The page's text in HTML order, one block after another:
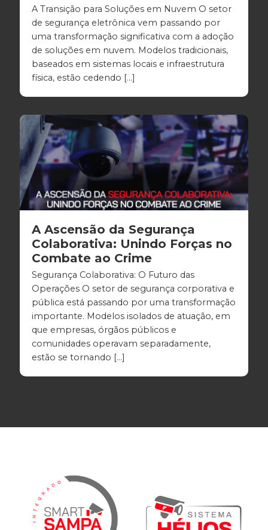
A Transição para Soluções em Nuvem O setor
de segurança eletrônica vem passando por
uma transformação significativa com a adoção
de soluções em nuvem. Modelos tradicionais,
baseados em sistemas locais e infraestrutura
física, estão cedendo […]
A Ascensão da Segurança
Colaborativa: Unindo Forças no
Combate ao Crime
Segurança Colaborativa: O Futuro das
Operações O setor de segurança corporativa e
pública está passando por uma transformação
importante. Modelos isolados de atuação, em
que empresas, órgãos públicos e
comunidades operavam separadamente,
estão se tornando […]